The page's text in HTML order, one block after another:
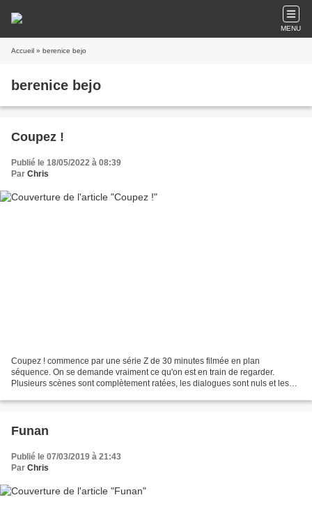
MENU
Accueil » berenice bejo
berenice bejo
Coupez !
Publié le 18/05/2022 à 08:39
Par Chris
Coupez ! commence par une série Z de 30 minutes filmée en plan
séquence. On se demande vraiment ce qu'on est en train de regarder.
Plusieurs scènes sont complètement ratées, les dialogues sont nuls et les
Funan
Publié le 07/03/2019 à 21:43
Par Chris